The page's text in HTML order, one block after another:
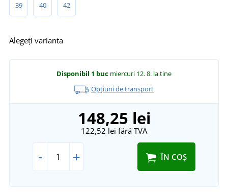
39 40 42
Alegeți varianta
Disponibil 1 buc miercuri 12. 8. la tine
Opțiuni de transport
148,25 lei
122,52 lei fără TVA
- + ÎN COȘ